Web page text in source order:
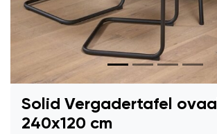
Solid Vergadertafel ovaal
240x120 cm